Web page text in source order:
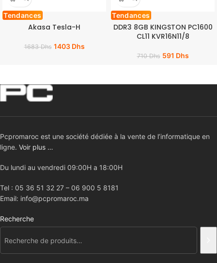
Tendances
Akasa Tesla-H
1683Dhs 1403 Dhs
Tendances
DDR3 8GB KINGSTON PC1600
CL11 KVR16N11/8
710Dhs 591 Dhs
Pcpromaroc est une société dédiée à la vente de l’informatique en
ligne. Voir plus …
Du lundi au vendredi 09:00H a 18:00H
Tel : 05 36 51 32 27 – 06 900 5 8181
Email: info@pcpromaroc.ma
Recherche